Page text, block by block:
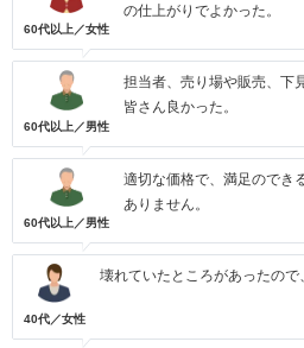
60代以上／女性
の仕上がりでよかった。
60代以上／男性
担当者、売り場や販売、下
皆さん良かった。
60代以上／男性
適切な価格で、満足のでき
ありません。
40代／女性
壊れていたところがあったので